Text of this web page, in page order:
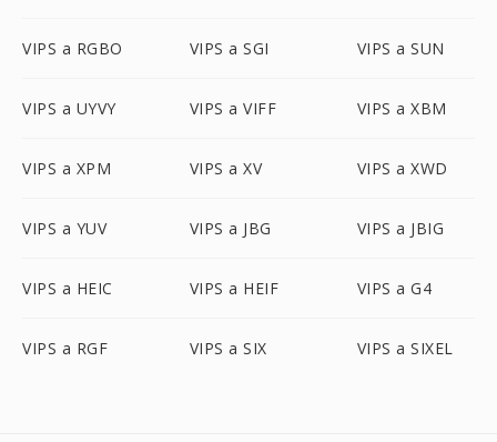
VIPS a RGBO VIPS a SGI VIPS a SUN
VIPS a UYVY VIPS a VIFF VIPS a XBM
VIPS a XPM VIPS a XV VIPS a XWD
VIPS a YUV VIPS a JBG VIPS a JBIG
VIPS a HEIC VIPS a HEIF VIPS a G4
VIPS a RGF VIPS a SIX VIPS a SIXEL